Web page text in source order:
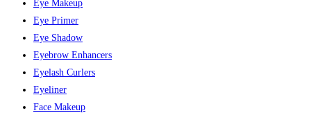
Eye Makeup
Eye Primer
Eye Shadow
Eyebrow Enhancers
Eyelash Curlers
Eyeliner
Face Makeup